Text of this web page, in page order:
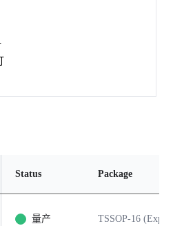
Status Package
量产 TSSOP-16